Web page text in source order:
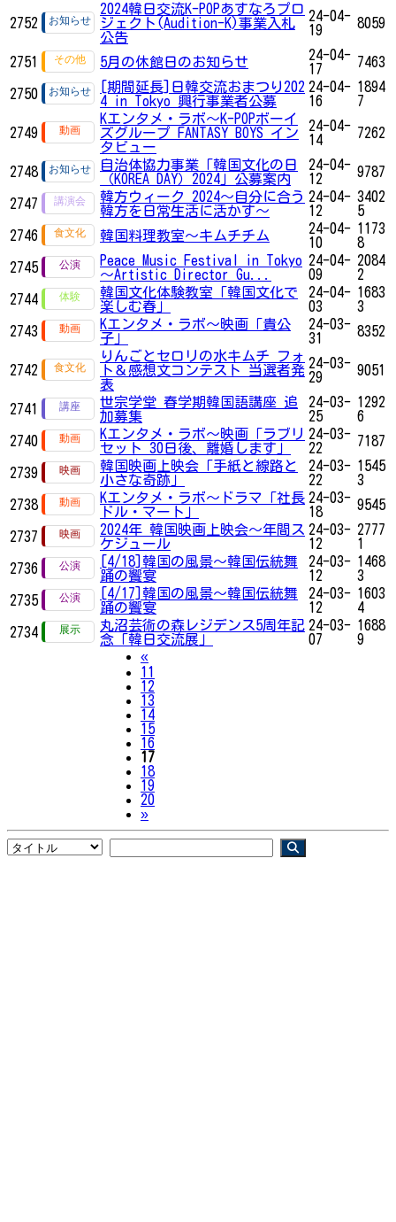
2752
2024韓日交流K-POPあすなろプロ
ジェクト(Audition-K)事業入札
公告
24-04-
19
8059
2751 5月の休館日のお知らせ
24-04-
17
7463
2750
[期間延長]日韓交流おまつり202
4 in Tokyo 興行事業者公募
24-04-
16
1894
7
2749
Kエンタメ・ラボ～K-POPボーイ
ズグループ FANTASY BOYS イン
タビュー
24-04-
14
7262
2748
自治体協力事業「韓国文化の日
（KOREA DAY）2024」公募案内
24-04-
12
9787
2747
韓方ウィーク 2024～自分に合う
韓方を日常生活に活かす～
24-04-
12
3402
5
2746
韓国料理教室～キムチチム
24-04-
10
1173
8
2745
Peace Music Festival in Tokyo
～Artistic Director Gu...
24-04-
09
2084
2
2744
韓国文化体験教室「韓国文化で
楽しむ春」
24-04-
03
1683
3
2743
Kエンタメ・ラボ～映画「貴公
子」
24-03-
31
8352
2742
りんごとセロリの水キムチ フォ
ト＆感想文コンテスト 当選者発
表
24-03-
29
9051
2741
世宗学堂 春学期韓国語講座 追
加募集
24-03-
25
1292
6
2740
Kエンタメ・ラボ～映画「ラブリ
セット 30日後、離婚します」
24-03-
22
7187
2739
韓国映画上映会「手紙と線路と
小さな奇跡」
24-03-
22
1545
3
2738
Kエンタメ・ラボ～ドラマ「社長
ドル・マート」
24-03-
18
9545
2737
2024年 韓国映画上映会～年間ス
ケジュール
24-03-
12
2777
1
2736
[4/18]韓国の風景～韓国伝統舞
踊の饗宴
24-03-
12
1468
3
2735
[4/17]韓国の風景～韓国伝統舞
踊の饗宴
24-03-
12
1603
4
2734
丸沼芸術の森レジデンス5周年記
念「韓日交流展」
24-03-
07
1688
9
«Previous
11
12
13
14
15
16
17
18
19
20
»Next